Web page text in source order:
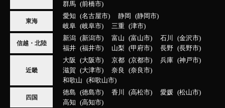
群馬
前橋市
東海
愛知 名古屋市 静岡
静岡市
岐阜
岐阜市 三重 津市
信越・北陸
新潟 新潟市 富山 富山市 石川
金沢市
福井
福井市 山梨 甲府市 長野 長野市
近畿
大阪 大阪市 京都 京都市 兵庫
神戸市
滋賀
大津市 奈良
奈良市
和歌山
和歌山市
四国
徳島 徳島市 香川 高松市 愛媛
松山市
高知
高知市